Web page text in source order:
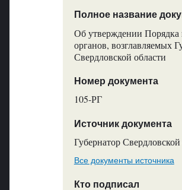
Полное название
Об утверждении Порядка
органов, возглавляемых
Свердловской области
Номер документа
105-РГ
Источник документа
Губернатор Свердловской
Все документы источника
Кто подписал